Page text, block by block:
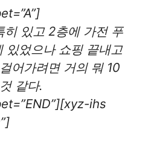
히 있고 2층에 가전 푸
있었으나 쇼핑 끝내고
어가려면 거의 뭐 10
같다.
ihs